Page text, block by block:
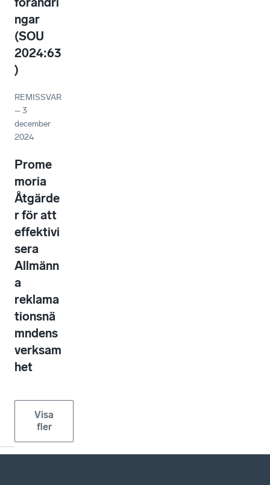
ngar
(SOU
2024:63
)
REMISSVAR
–3
december
2024
Prome
moria
Åtgärde
r för att
effektivi
sera
Allmänn
a
reklama
tionsnä
mndens
verksam
het
Visa
fler